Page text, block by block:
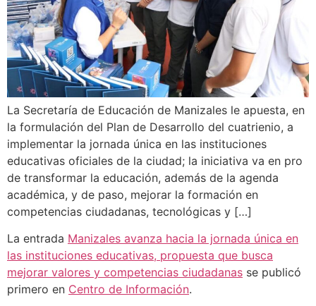
La Secretaría de Educación de Manizales le apuesta, en
la formulación del Plan de Desarrollo del cuatrienio, a
implementar la jornada única en las instituciones
educativas oficiales de la ciudad; la iniciativa va en pro
de transformar la educación, además de la agenda
académica, y de paso, mejorar la formación en
competencias ciudadanas, tecnológicas y […]
La entrada Manizales avanza hacia la jornada única en
las instituciones educativas, propuesta que busca
mejorar valores y competencias ciudadanas se publicó
primero en Centro de Información.